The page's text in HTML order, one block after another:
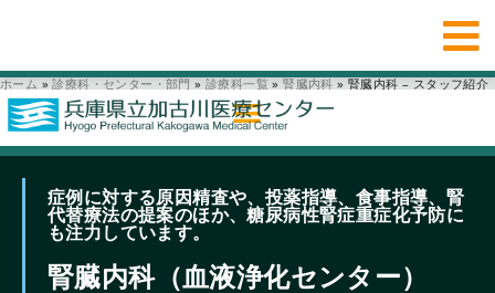
ホーム » 診療科・センター・部門 » 診療科一覧 » 腎臓内科 » 腎臓内科 – スタッフ紹介
症例に対する原因精査や、投薬指導、食事指導、腎
代替療法の提案のほか、糖尿病性腎症重症化予防に
も注力しています。
腎臓内科（血液浄化センター）